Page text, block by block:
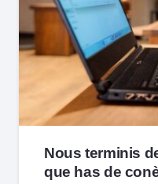
Nous terminis
que has de